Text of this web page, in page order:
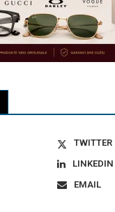
TWITTER
LINKEDIN
EMAIL